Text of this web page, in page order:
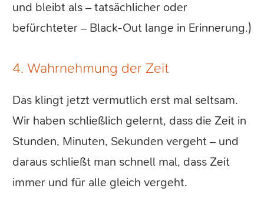
und bleibt als – tatsächlicher oder
befürchteter – Black-Out lange in Erinnerung.)
4. Wahrnehmung der Zeit
Das klingt jetzt vermutlich erst mal seltsam.
Wir haben schließlich gelernt, dass die Zeit in
Stunden, Minuten, Sekunden vergeht – und
daraus schließt man schnell mal, dass Zeit
immer und für alle gleich vergeht.